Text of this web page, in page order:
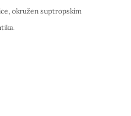
okružen suptropskim